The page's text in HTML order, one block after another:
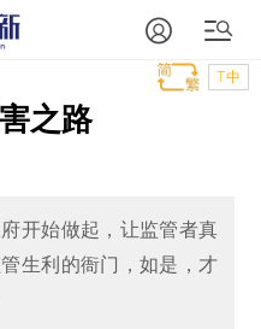
T中
之路
开始做起，让监管者真
生利的衙门，如是，才